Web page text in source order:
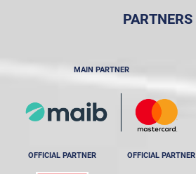
PARTNERS
MAIN PARTNER
OFFICIAL PARTNER OFFICIAL PARTNER